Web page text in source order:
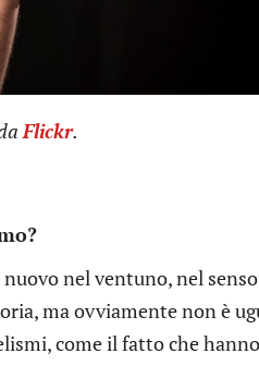
Flickr.
nel ventuno, nel
ma ovviamente non è
come il fatto che